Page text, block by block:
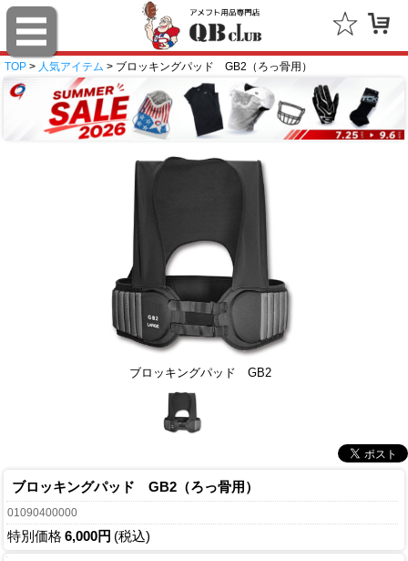
TOP > 人気アイテム > ブロッキングパッド GB2（ろっ骨用）
ブロッキングパッド GB2
ブロッキングパッド GB2（ろっ骨用）
01090400000
特別価格 6,000円 (税込)